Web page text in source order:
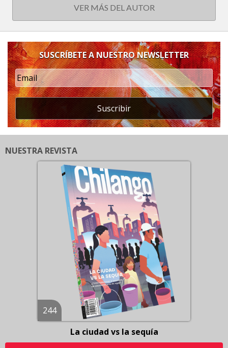
VER MÁS DEL AUTOR
SUSCRÍBETE A NUESTRO NEWSLETTER
Suscribir
NUESTRA REVISTA
244
La ciudad vs la sequía